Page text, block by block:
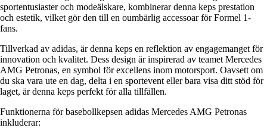
sportentusiaster och modeälskare, kombinerar denna keps prestation
och estetik, vilket gör den till en oumbärlig accessoar för Formel 1-
fans.
Tillverkad av adidas, är denna keps en reflektion av engagemanget för
innovation och kvalitet. Dess design är inspirerad av teamet Mercedes
AMG Petronas, en symbol för excellens inom motorsport. Oavsett om
du ska vara ute en dag, delta i en sportevent eller bara visa ditt stöd för
laget, är denna keps perfekt för alla tillfällen.
Funktionerna för basebollkepsen adidas Mercedes AMG Petronas
inkluderar: